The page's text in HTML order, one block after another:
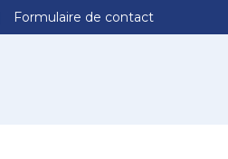
Formulaire de contact